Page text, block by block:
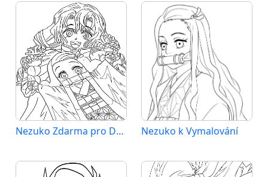
Nezuko Zdarma pro Děti Nezuko k Vymalování